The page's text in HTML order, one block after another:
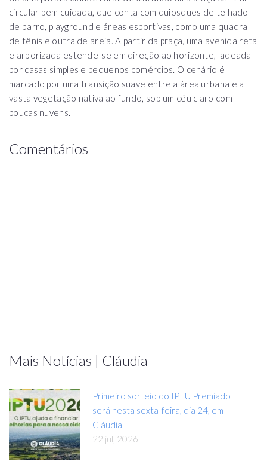
circular bem cuidada, que conta com quiosques de telhado
de barro, playground e áreas esportivas, como uma quadra
de tênis e outra de areia. A partir da praça, uma avenida reta
e arborizada estende-se em direção ao horizonte, ladeada
por casas simples e pequenos comércios. O cenário é
marcado por uma transição suave entre a área urbana e a
vasta vegetação nativa ao fundo, sob um céu claro com
poucas nuvens.
Comentários
Mais Notícias | Cláudia
Primeiro sorteio do IPTU Premiado
será nesta sexta-feira, dia 24, em
Cláudia
22 jul, 2026